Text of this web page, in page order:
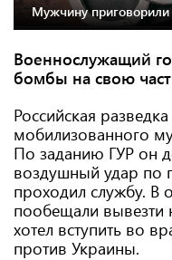
Мужчину
Военнослужащий
бомбы на свою
Российская
мобилизованного
По заданию ГУР он
воздушный удар по
проходил службу. В
пообещали вывезти
хотел вступить во
против Украины.